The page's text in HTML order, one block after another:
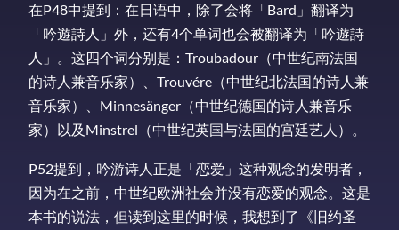
在P48中提到：在日语中，除了会将「Bard」翻译为
「吟遊詩人」外，还有4个单词也会被翻译为「吟遊詩
人」。这四个词分别是：Troubadour（中世纪南法国
的诗人兼音乐家）、Trouvére（中世纪北法国的诗人兼
音乐家）、Minnesänger（中世纪德国的诗人兼音乐
家）以及Minstrel（中世纪英国与法国的宫廷艺人）。
P52提到，吟游诗人正是「恋爱」这种观念的发明者，
因为在之前，中世纪欧洲社会并没有恋爱的观念。这是
本书的说法，但读到这里的时候，我想到了《旧约圣